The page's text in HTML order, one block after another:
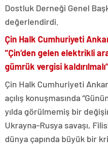
Dostluk Derneği Genel
değerlendirdi.
Çin Halk Cumhuriyeti
“Çin’den gelen elektrikli
gümrük vergisi
Çin Halk Cumhuriyeti
açılış konuşmasında
yılda görülmemiş bir
Ukrayna-Rusya savaşı,
dünya çapında büyük bir